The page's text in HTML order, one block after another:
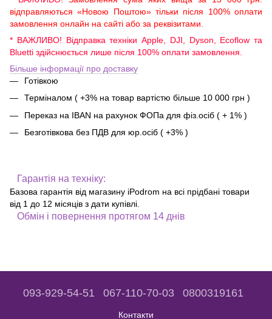
відправляються «Новою Поштою» тільки після 100% оплати
замовлення онлайн на сайті або за реквізитами.
* ВАЖЛИВО! Відправка техніки Apple, DJI, Dyson, Ecoflow та
Bluetti здійснюється лише після 100% оплати замовлення.
Більше інформації про доставку
Готівкою
Терміналом ( +3% на товар вартістю більше 10 000 грн )
Переказ на IBAN на рахунок ФОПа для фіз.осіб ( + 1% )
Безготівкова без ПДВ для юр.осіб ( +3% )
Гарантія на техніку:
Базова гарантія від магазину iPodrom на всі прідбані товари
від 1 до 12 місяців з дати купівлі.
Обмін і повернення протягом 14 днів
093-929-54-51 067-110-70-03 0800319161
Контакти